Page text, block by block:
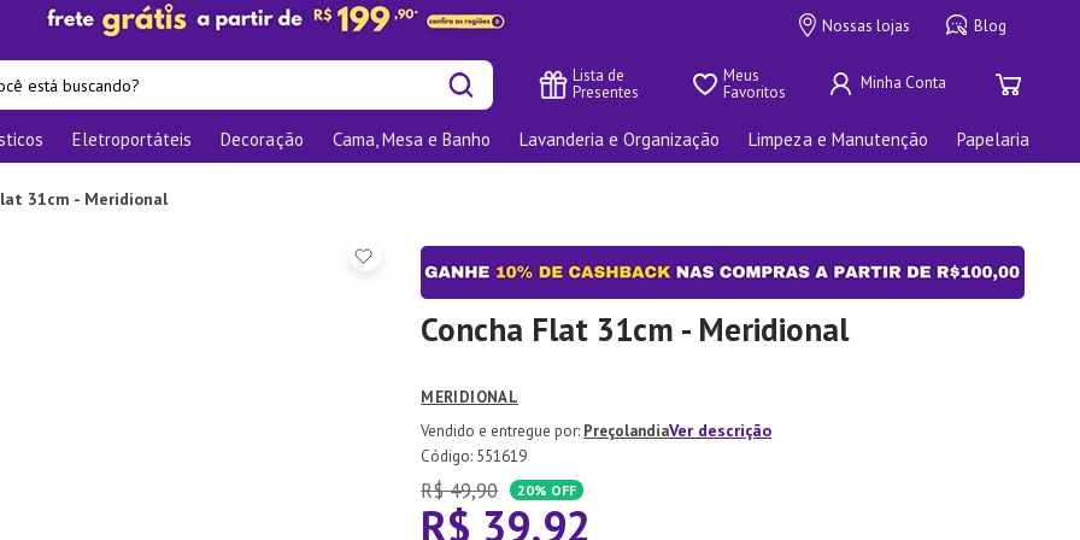
Nossas lojas Blog
está buscando?
Lista de
Presentes
Meus
Favoritos
Eletroportáteis Decoração Cama, Mesa e Banho Lavanderia e Organização Limpeza e Manutenção Papelaria
31cm - Meridional
Concha Flat 31cm - Meridional
MERIDIONAL
PreçolandiaVer descrição
: 551619
R$ 49,90 20% OFF
R$ 39,92
buscados